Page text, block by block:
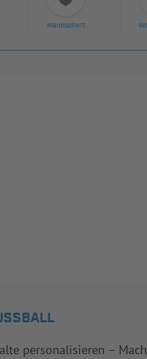
Mannschaft
personalisieren –